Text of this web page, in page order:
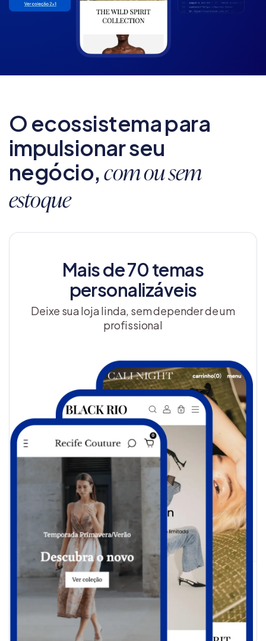
O ecossistema para
impulsionar seu
negócio,com ou sem
estoque
Mais de 70 temas
personalizáveis
Deixe sua loja linda, sem depender de um
profissional